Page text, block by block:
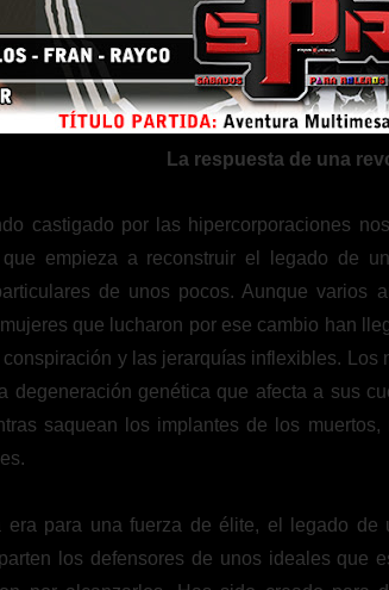
La respuesta de una
castigado por las hipercorporaciones
que empieza a reconstruir el legado de
de unos pocos. Aunque varios
que lucharon por ese cambio han
conspiración y las jerarquías inflexibles. Los
degeneración genética que afecta a sus
saquean los implantes de los
era para una fuerza de élite, el legado
los defensores de unos ideales que